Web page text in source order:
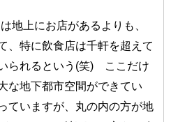
上にお店があるよりも、
、特に飲食店は千軒を超えて
られるという(笑) ここだけ
な地下都市空間ができてい
ていますが、丸の内の方が地